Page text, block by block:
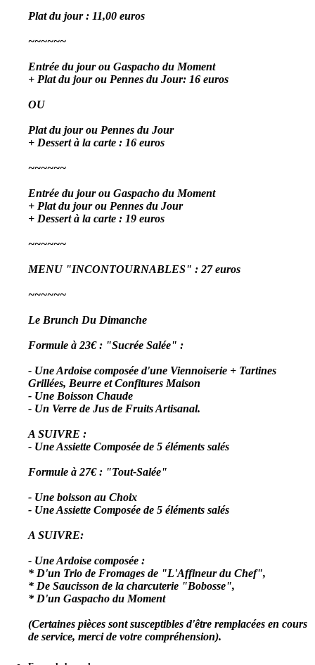
Plat du jour : 11,00 euros
~~~~~~
Entrée du jour ou Gaspacho du Moment
+ Plat du jour ou Pennes du Jour: 16 euros
OU
Plat du jour ou Pennes du Jour
+ Dessert à la carte : 16 euros
~~~~~~
Entrée du jour ou Gaspacho du Moment
+ Plat du jour ou Pennes du Jour
+ Dessert à la carte : 19 euros
~~~~~~
MENU "INCONTOURNABLES" : 27 euros
~~~~~~
Le Brunch Du Dimanche
Formule à 23€ : "Sucrée Salée" :
- Une Ardoise composée d'une Viennoiserie + Tartines
Grillées, Beurre et Confitures Maison
- Une Boisson Chaude
- Un Verre de Jus de Fruits Artisanal.
A SUIVRE :
- Une Assiette Composée de 5 éléments salés
Formule à 27€ : "Tout-Salée"
- Une boisson au Choix
- Une Assiette Composée de 5 éléments salés
A SUIVRE:
- Une Ardoise composée :
* D'un Trio de Fromages de "L'Affineur du Chef",
* De Saucisson de la charcuterie "Bobosse",
* D'un Gaspacho du Moment
(Certaines pièces sont susceptibles d'être remplacées en cours
de service, merci de votre compréhension).